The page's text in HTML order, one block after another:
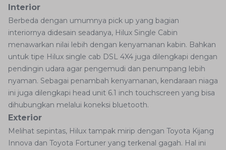
Interior
Berbeda dengan umumnya pick up yang bagian
interiornya didesain seadanya, Hilux Single Cabin
menawarkan nilai lebih dengan kenyamanan kabin. Bahkan
untuk tipe Hilux single cab DSL 4X4 juga dilengkapi dengan
pendingin udara agar pengemudi dan penumpang lebih
nyaman. Sebagai penambah kenyamanan, kendaraan niaga
ini juga dilengkapi head unit 6.1 inch touchscreen yang bisa
dihubungkan melalui koneksi bluetooth.
Exterior
Melihat sepintas, Hilux tampak mirip dengan Toyota Kijang
Innova dan Toyota Fortuner yang terkenal gagah. Hal ini